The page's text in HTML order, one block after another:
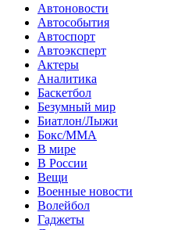
Автоновости
Автособытия
Автоспорт
Автоэксперт
Актеры
Аналитика
Баскетбол
Безумный мир
Биатлон/Лыжи
Бокс/MMA
В мире
В России
Вещи
Военные новости
Волейбол
Гаджеты